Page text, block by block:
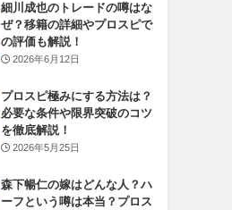
細川成也のトレードの噂はな
ぜ？移籍の詳細やプロスピで
の評価も解説！
2026年6月12日
プロスピ極みにする方法は？
必要な条件や限界突破のコツ
を徹底解説！
2026年5月25日
森下暢仁の嫁はどんな人？ハ
ーフという噂は本当？プロス